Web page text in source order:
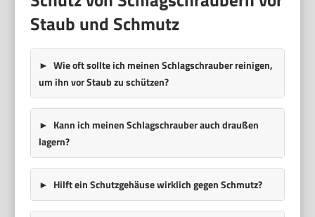
Staub und Schmutz
Wie oft sollte ich meinen Schlagschrauber reinigen,
um ihn vor Staub zu schützen?
Kann ich meinen Schlagschrauber auch draußen
lagern?
Hilft ein Schutzgehäuse wirklich gegen Schmutz?